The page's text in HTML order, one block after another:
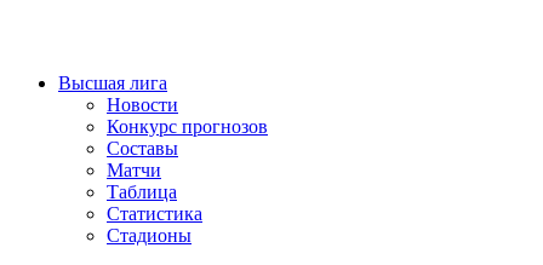
Высшая лига
Новости
Конкурс прогнозов
Составы
Матчи
Таблица
Статистика
Стадионы